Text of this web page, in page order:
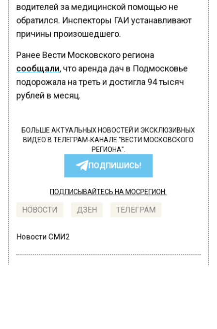
водителей за медицинской помощью не
обратился. Инспекторы ГАИ устанавливают
причины произошедшего.
Ранее Вести Московского региона
сообщали, что аренда дач в Подмосковье
подорожала на треть и достигла 94 тысяч
рублей в месяц.
БОЛЬШЕ АКТУАЛЬНЫХ НОВОСТЕЙ И ЭКСКЛЮЗИВНЫХ
ВИДЕО В ТЕЛЕГРАМ-КАНАЛЕ "ВЕСТИ МОСКОВСКОГО
РЕГИОНА".
ПОДПИШИСЬ!
ПОДПИСЫВАЙТЕСЬ НА МОСРЕГИОН:
НОВОСТИ ДЗЕН ТЕЛЕГРАМ
Новости СМИ2